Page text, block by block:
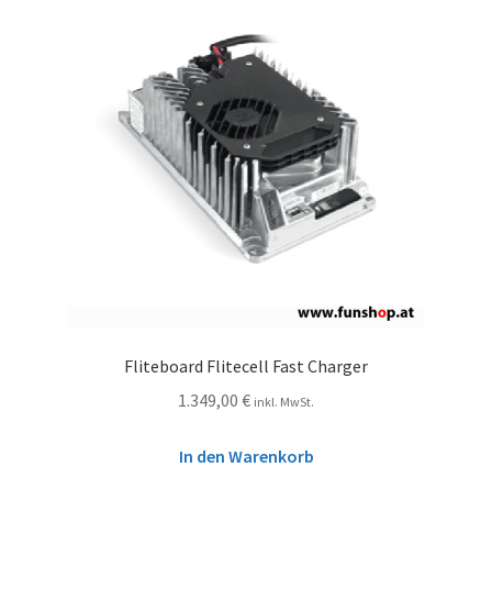
Fliteboard Flitecell Fast Charger
1.349,00 € inkl. MwSt.
In den Warenkorb